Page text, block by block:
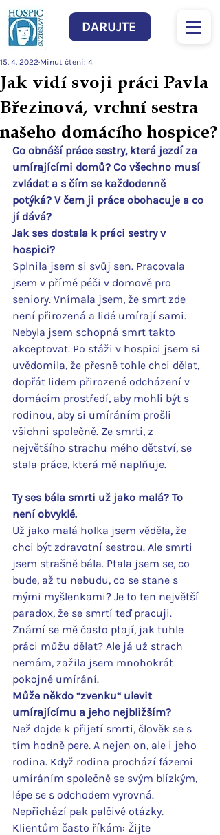
DARUJTE
Jak vidí svoji práci Pavla
Březinová, vrchní sestra
našeho domácího hospice?
15. 4. 2022 Minut čtení: 4
Co obnáší práce sestry, která jezdí za
umírajícími domů? Co všechno musí
zvládat a s čím se každodenně
potýká? V čem ji práce obohacuje a co
jí dává?
Jak ses dostala k práci sestry v
hospici?
Splnila jsem si svůj sen. Pracovala
jsem v přímé péči v domově pro
seniory. Vnímala jsem, že smrt zde
není přirozená a lidé umírají sami.
Nebyla jsem schopná smrt takto
akceptovat. Po stáži v hospici jsem si
uvědomila, že přesně tohle chci dělat,
dopřát lidem přirozené odcházení v
domácím prostředí, aby mohli být s
rodinou, aby si umíráním prošli
všichni společně. Ze smrti, z
největšího strachu mého dětství, se
stala práce, která mě naplňuje.
Ty ses bála smrti už jako malá? To
není obvyklé.
Už jako malá holka jsem věděla, že
chci být zdravotní sestrou. Ale smrti
jsem strašně bála. Ptala jsem se, co
bude, až tu nebudu, co se stane s
mými myšlenkami? Je to ten největší
paradox, že se smrtí teď pracuji.
Známí se mě často ptají, jak tuhle
práci můžu dělat? Ale já už strach
nemám, zažila jsem mnohokrát
pokojné umírání.
Může někdo “zvenku“ ulevit
umírajícímu a jeho nejbližším?
Než dojde k přijetí smrti, člověk se s
tím hodně pere. A nejen on, ale i jeho
rodina. Když rodina prochází fázemi
umíráním společně se svým blízkým,
lépe se s odchodem vyrovná.
Nepřichází pak palčivé otázky.
Klientům často říkám: Žijte